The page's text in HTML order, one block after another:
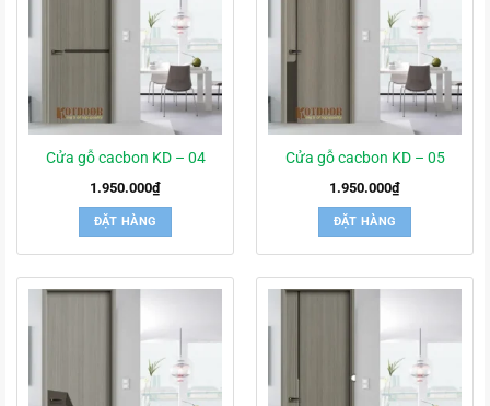
Cửa gỗ cacbon KD – 04
1.950.000₫
ĐẶT HÀNG
Cửa gỗ cacbon KD – 05
1.950.000₫
ĐẶT HÀNG